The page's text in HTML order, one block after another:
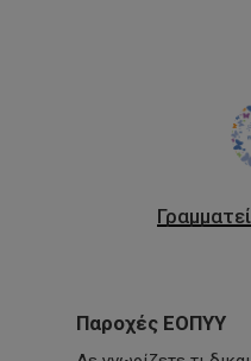
Παροχές ΕΟΠΥΥ